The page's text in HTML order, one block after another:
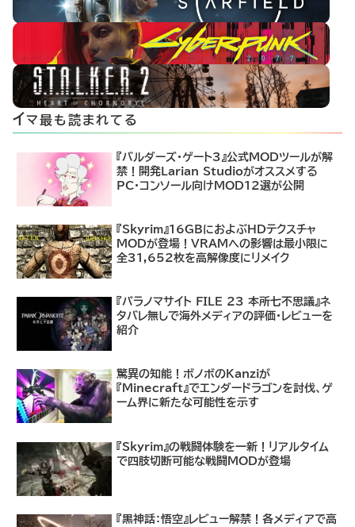
イマ最も読まれてる
『バルダーズ・ゲート3』公式MODツールが解
禁！開発Larian Studioがオススメする
PC・コンソール向けMOD12選が公開
『Skyrim』16GBにおよぶHDテクスチャ
MODが登場！VRAMへの影響は最小限に
全31,652枚を高解像度にリメイク
『パラノマサイト FILE 23 本所七不思議』ネ
タバレ無しで海外メディアの評価・レビューを
紹介
驚異の知能！ボノボのKanziが
『Minecraft』でエンダードラゴンを討伐、ゲ
ーム界に新たな可能性を示す
『Skyrim』の戦闘体験を一新！リアルタイム
で四肢切断可能な戦闘MODが登場
『黒神話：悟空』レビュー解禁！各メディアで高